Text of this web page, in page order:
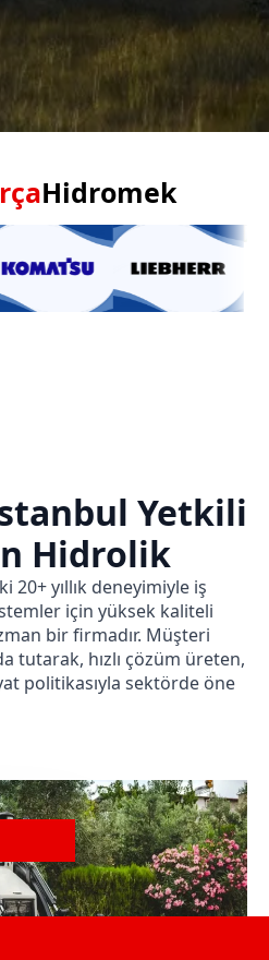
Hidromek
Yetkili
Hidrolik
yıllık deneyimiyle iş
için yüksek kaliteli
bir firmadır. Müşteri
tutarak, hızlı çözüm üreten,
politikasıyla sektörde öne